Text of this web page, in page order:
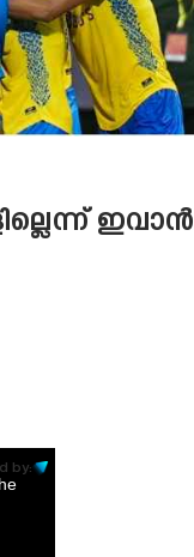
ഇവാൻ
by: